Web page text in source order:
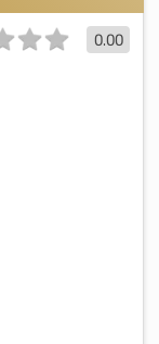
0.00